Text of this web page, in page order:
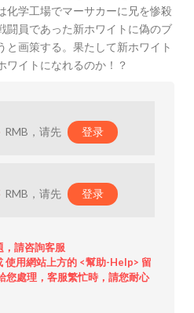
化学工場でマーサカーに兄を惨殺
闘員であった新ホワイトに偽のブ
と画策する。果たして新ホワイト
ワイトになれるのか！？
RMB，请先 登录
RMB，请先 登录
，請咨詢客服
用網站上方的 <幫助-Help> 留
您處理，客服繁忙時，請您耐心